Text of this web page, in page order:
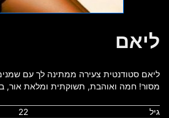
ליאם
ליאם סטודנטית צעירה ממתינה לך עם
מסור! חמה ואוהבת, תשוקתית ומלאת אור,
גיל 22